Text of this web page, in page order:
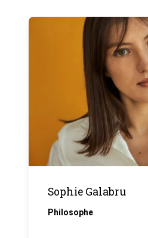
Sophie Galabru
Philosophe